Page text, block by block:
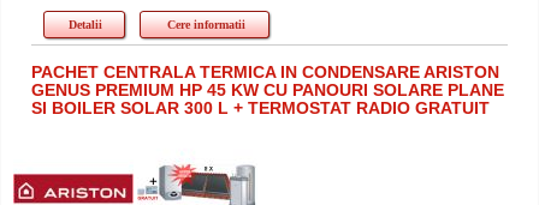
Detalii Cere informatii
PACHET CENTRALA TERMICA IN CONDENSARE ARISTON
GENUS PREMIUM HP 45 KW CU PANOURI SOLARE PLANE
SI BOILER SOLAR 300 L + TERMOSTAT RADIO GRATUIT